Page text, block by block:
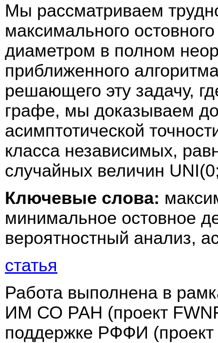
Мы рассматриваем
максимального
диаметром в полном
приближенного
решающего эту задачу,
графе, мы доказываем
асимптотической
класса независимых,
случайных величин
Ключевые слова:
минимальное остовное
вероятностный анализ,
статья
Работа выполнена в
ИМ СО РАН (проект
поддержке РФФИ (проект